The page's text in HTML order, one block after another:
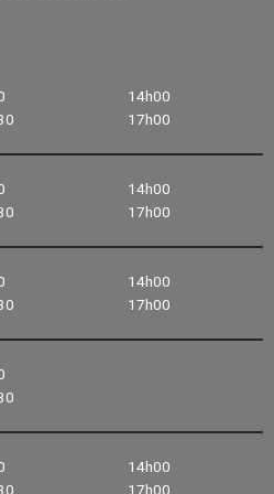
14h00
17h00
14h00
17h00
14h00
17h00
14h00
17h00